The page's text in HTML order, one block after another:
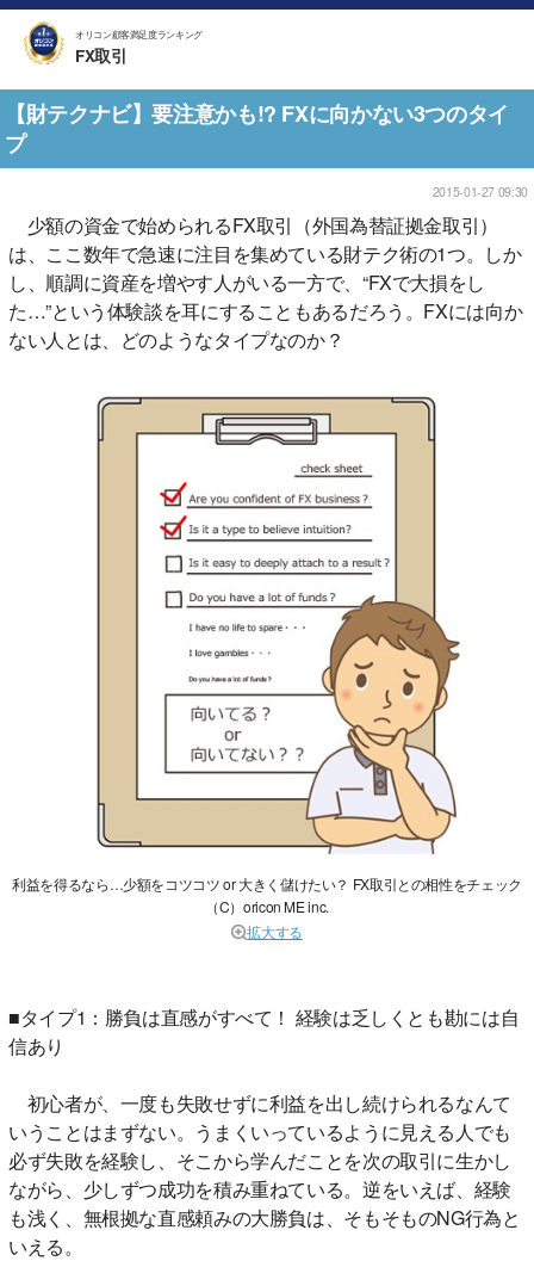
オリコン顧客満足度ランキング
FX取引
【財テクナビ】要注意かも!? FXに向かない3つのタイ
プ
2015-01-27 09:30
少額の資金で始められるFX取引（外国為替証拠金取引）
は、ここ数年で急速に注目を集めている財テク術の1つ。しか
し、順調に資産を増やす人がいる一方で、“FXで大損をし
た…”という体験談を耳にすることもあるだろう。FXには向か
ない人とは、どのようなタイプなのか？
利益を得るなら…少額をコツコツ or 大きく儲けたい？ FX取引との相性をチェック
（C）oricon ME inc.
拡大する
■タイプ1：勝負は直感がすべて！ 経験は乏しくとも勘には自
信あり
初心者が、一度も失敗せずに利益を出し続けられるなんて
いうことはまずない。うまくいっているように見える人でも
必ず失敗を経験し、そこから学んだことを次の取引に生かし
ながら、少しずつ成功を積み重ねている。逆をいえば、経験
も浅く、無根拠な直感頼みの大勝負は、そもそものNG行為と
いえる。